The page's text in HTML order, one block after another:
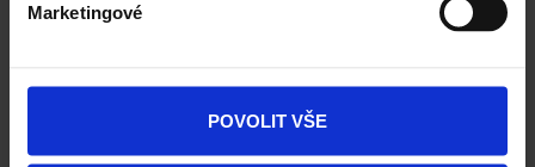
Marketingové
POVOLIT VŠE